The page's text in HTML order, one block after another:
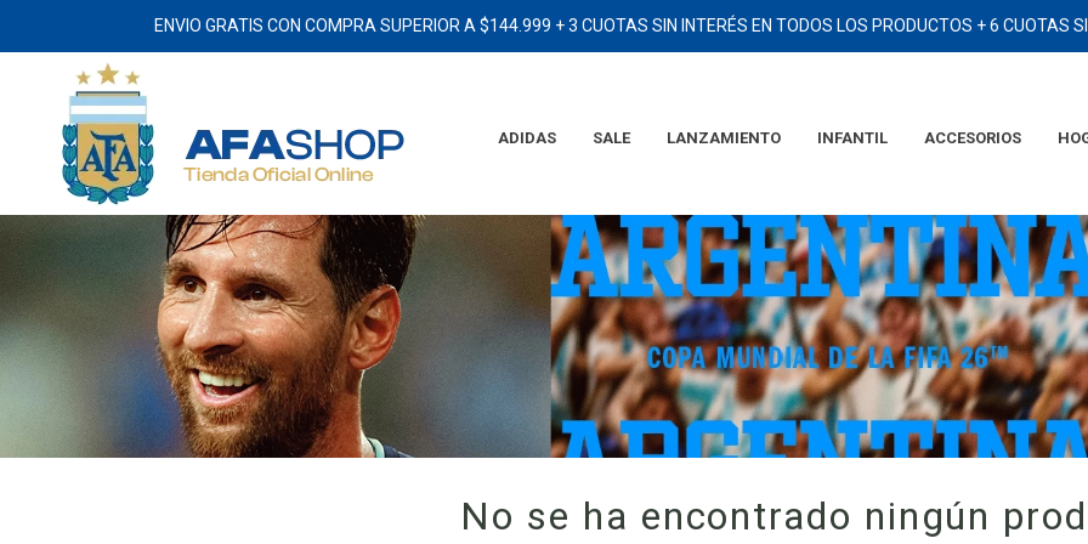
ENVIO GRATIS CON COMPRA SUPERIOR A $144.999 + 3 CUOTAS SIN INTERÉS EN TODOS LOS PRODUCTOS + 6
ADIDAS SALE LANZAMIENTO INFANTIL ACCESORIOS
No se ha encontrado ningún
1.
2006
2.
campera
3.
camiseta
4.
argentina
5.
eqt
6.
adidas
8.
remera